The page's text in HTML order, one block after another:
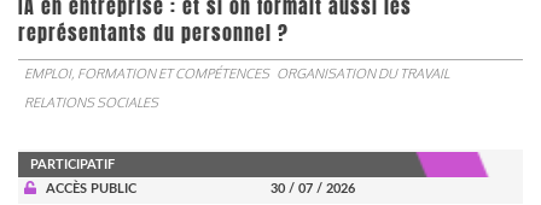
IA en entreprise : et si on formait aussi les
représentants du personnel ?
EMPLOI, FORMATION ET COMPÉTENCES ORGANISATION DU TRAVAIL
RELATIONS SOCIALES
PARTICIPATIF
ACCÈS PUBLIC
30 / 07 / 2026